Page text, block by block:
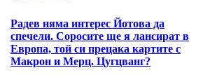
Радев няма интерес Йотова да
спечели. Соросите ще я лансират в
Европа, той си прецака картите с
Макрон и Мерц. Цугцванг?